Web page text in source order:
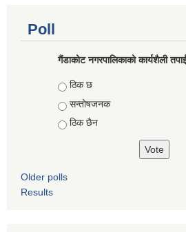
Poll
गैंडाकोट नगरपालिकाको कार्यशैली
Choices
ठिक छ
सन्तोषजनक
ठिक छैन
Older polls
Results